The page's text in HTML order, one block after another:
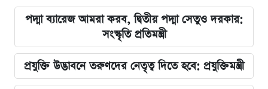
পদ্মা ব্যারেজ আমরা করব, দ্বিতীয় পদ্মা সেতুও দরকার:
সংস্কৃতি প্রতিমন্ত্রী
প্রযুক্তি উদ্ভাবনে তরুণদের নেতৃত্ব দিতে হবে: প্রযুক্তিমন্ত্রী